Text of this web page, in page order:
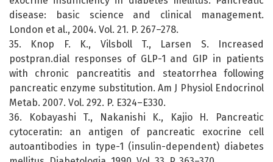
disease: basic science and clinical management.
London et al., 2004. Vol. 21. P. 267–278.
35. Knop F. K., Vilsboll T., Larsen S. Increased
postpran.dial responses of GLP-1 and GIP in patients
with chronic pancreatitis and steatorrhea following
pancreatic enzyme substitution. Am J Physiol Endocrinol
Metab. 2007. Vol. 292. P. E324–E330.
36. Kobayashi T., Nakanishi K., Kajio H. Pancreatic
cytoceratin: an antigen of pancreatic exocrine cell
autoantibodies in type-1 (insulin-dependent) diabetes